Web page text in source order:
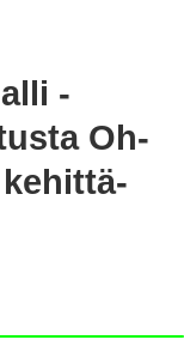
-​
Oh­
ke­hit­tä­